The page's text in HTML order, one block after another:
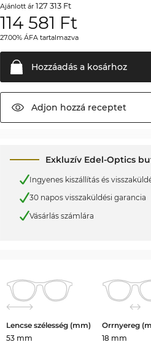
Ajánlott ár127 313 Ft
114 581 Ft
27.00% ÁFA tartalmazva
Hozzáadás a kosárhoz
Adjon hozzá receptet
Exkluzív Edel-Optics
Ingyenes kiszállítás és
30 napos visszaküldési garancia
Vásárlás számlára
Lencse szélesség (mm)
53 mm
Orrnyereg
18 mm